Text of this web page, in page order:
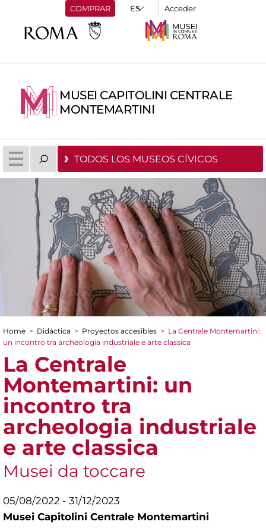
COMPRAR Acceder
MUSEI CAPITOLINI CENTRALE
MONTEMARTINI
TODOS LOS MUSEOS CÍVICOS
You are here
Home > Didáctica > Proyectos accesibles > La Centrale Montemartini:
un incontro tra archeologia industriale e arte classica
La Centrale
Montemartini: un
incontro tra
archeologia industriale
e arte classica
Musei da toccare
05/08/2022 - 31/12/2023
Musei Capitolini Centrale Montemartini